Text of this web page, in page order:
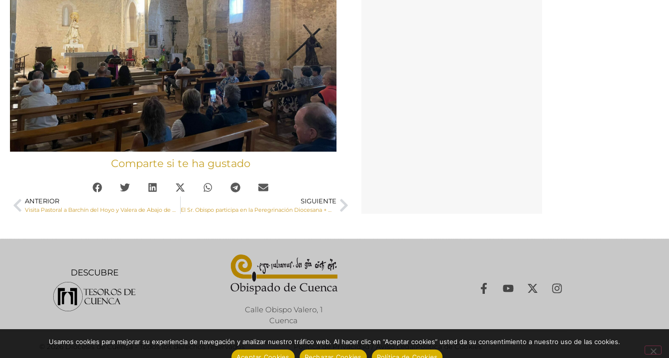
Comparte si te ha gustado
ANTERIOR
Visita Pastoral a Barchín del Hoyo y Valera de Abajo de Mons. José María Yanguas
SIGUIENTE
El Sr. Obispo participa en la Peregrinación Diocesana + Misión 2023
DESCUBRE
Calle Obispo Valero, 1
Cuenca
© 2026 Diócesis de Cuenca - Todos los derechos reservados Política de Privacidad / Aviso LegalPolítica de Cookies
Usamos cookies para mejorar su experiencia de navegación y analizar nuestro tráfico web. Al hacer clic en “Aceptar cookies” usted da su consentimiento a nuestro uso de las cookies.